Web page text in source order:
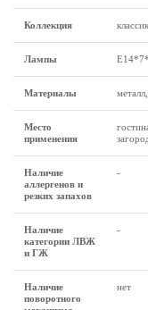
Коллекция
Лампы
Материалы
Место
применения
Наличие
аллергенов и
резких запахов
-
Наличие
категории ЛВЖ
и ГЖ
-
Наличие
поворотного
нет